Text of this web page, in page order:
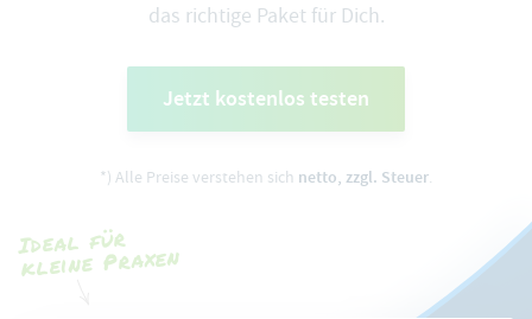
das richtige Paket für Dich.
Jetzt kostenlos testen
*) Alle Preise verstehen sich netto, zzgl. Steuer.
Ideal für
kleine Praxen